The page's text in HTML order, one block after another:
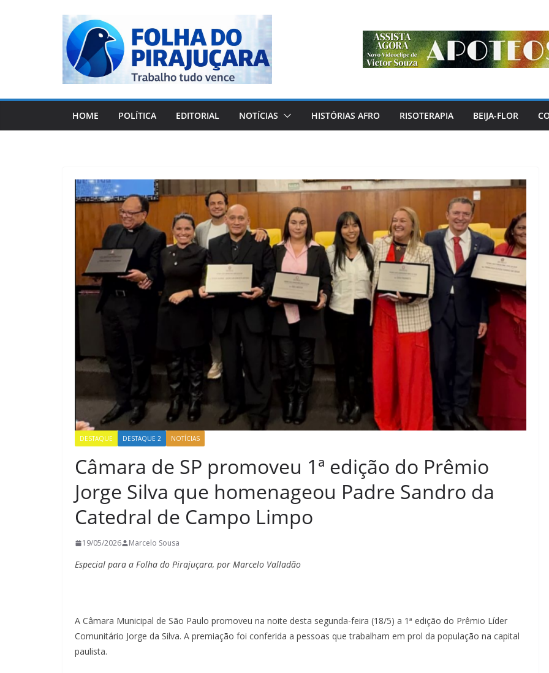
HOME POLÍTICA EDITORIAL NOTÍCIAS HISTÓRIAS AFRO RISOTERAPIA BEIJA-FLOR
DESTAQUE DESTAQUE 2 NOTÍCIAS
Câmara de SP promoveu 1ª edição do Prêmio
Jorge Silva que homenageou Padre Sandro da
Catedral de Campo Limpo
19/05/2026 Marcelo Sousa
Especial para a Folha do Pirajuçara, por Marcelo Valladão
A Câmara Municipal de São Paulo promoveu na noite desta segunda-feira (18/5) a 1ª edição do Prêmio Líder
Comunitário Jorge da Silva. A premiação foi conferida a pessoas que trabalham em prol da população na capital
paulista.